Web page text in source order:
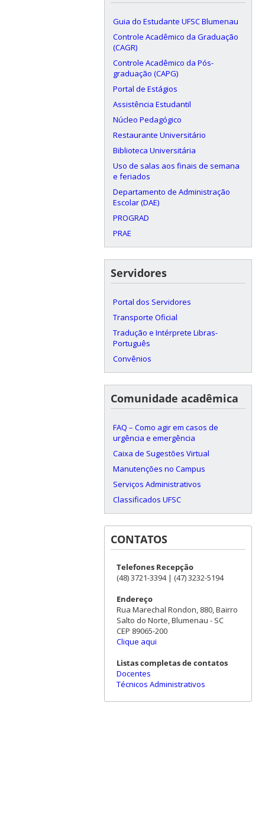
Guia do Estudante UFSC Blumenau
Controle Acadêmico da Graduação
(CAGR)
Controle Acadêmico da Pós-
graduação (CAPG)
Portal de Estágios
Assistência Estudantil
Núcleo Pedagógico
Restaurante Universitário
Biblioteca Universitária
Uso de salas aos finais de semana
e feriados
Departamento de Administração
Escolar (DAE)
PROGRAD
PRAE
Servidores
Portal dos Servidores
Transporte Oficial
Tradução e Intérprete Libras-
Português
Convênios
Comunidade acadêmica
FAQ – Como agir em casos de
urgência e emergência
Caixa de Sugestões Virtual
Manutenções no Campus
Serviços Administrativos
Classificados UFSC
CONTATOS
Telefones Recepção
(48) 3721-3394 | (47) 3232-5194
Endereço
Rua Marechal Rondon, 880, Bairro
Salto do Norte, Blumenau - SC
CEP 89065-200
Clique aqui
Listas completas de contatos
Docentes
Técnicos Administrativos